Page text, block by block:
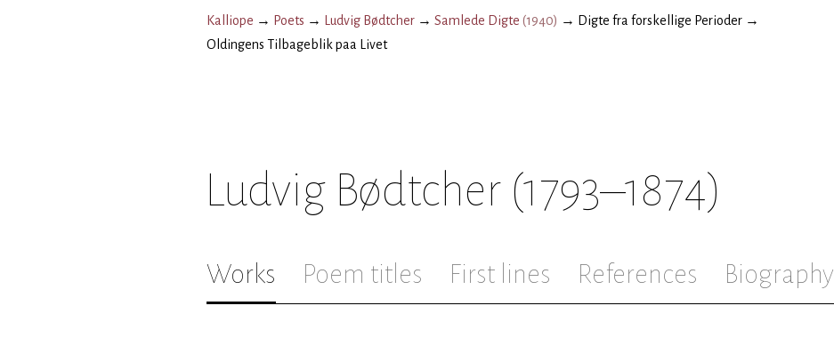
Kalliope → Poets → Ludvig Bødtcher → Samlede Digte (1940) → Digte fra forskellige Perioder →
Oldingens Tilbageblik paa Livet
Ludvig Bødtcher (1793–1874)
Works Poem titles First lines References Biography